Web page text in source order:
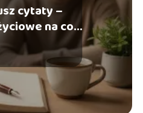
cytaty –
na co